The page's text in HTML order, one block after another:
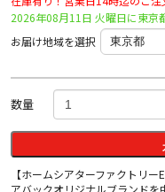
2026年08月11日 火曜日に東京
お届け地域を選択
数量
【ホームシアターファクトリー